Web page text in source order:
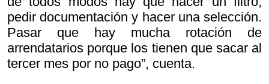
pedir documentación y hacer una selección.
Pasar que hay mucha rotación de
arrendatarios porque los tienen que sacar al
tercer mes por no pago”, cuenta.